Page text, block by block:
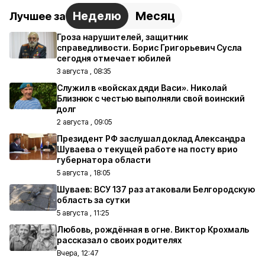
Лучшее за Неделю Месяц
Гроза нарушителей, защитник
справедливости. Борис Григорьевич Сусла
сегодня отмечает юбилей
3 августа , 08:35
Служил в «войсках дяди Васи». Николай
Близнюк с честью выполняли свой воинский
долг
2 августа , 09:05
Президент РФ заслушал доклад Александра
Шуваева о текущей работе на посту врио
губернатора области
5 августа , 18:05
Шуваев: ВСУ 137 раз атаковали Белгородскую
область за сутки
5 августа , 11:25
Любовь, рождённая в огне. Виктор Крохмаль
рассказал о своих родителях
Вчера, 12:47